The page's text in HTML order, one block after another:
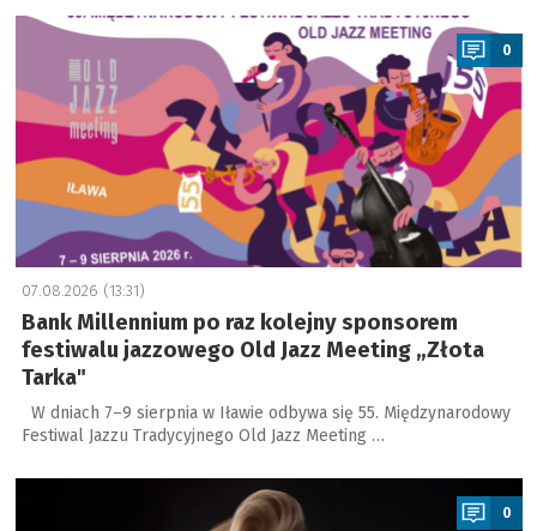
a
0
07.08.2026 (13:31)
Bank Millennium po raz kolejny sponsorem
festiwalu jazzowego Old Jazz Meeting „Złota
Tarka"
W dniach 7–9 sierpnia w Iławie odbywa się 55. Międzynarodowy
Festiwal Jazzu Tradycyjnego Old Jazz Meeting …
a
0